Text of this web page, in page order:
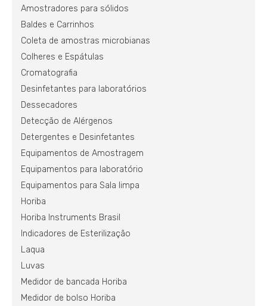
Amostradores para sólidos
Baldes e Carrinhos
Coleta de amostras microbianas
Colheres e Espátulas
Cromatografia
Desinfetantes para laboratórios
Dessecadores
Detecção de Alérgenos
Detergentes e Desinfetantes
Equipamentos de Amostragem
Equipamentos para laboratório
Equipamentos para Sala limpa
Horiba
Horiba Instruments Brasil
Indicadores de Esterilização
Laqua
Luvas
Medidor de bancada Horiba
Medidor de bolso Horiba